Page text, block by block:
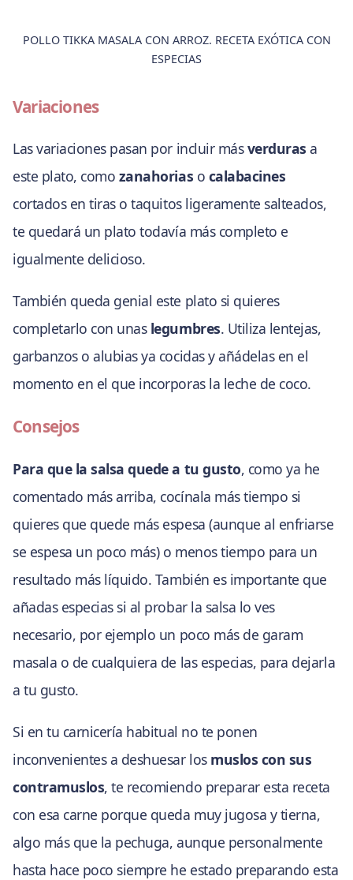
POLLO TIKKA MASALA CON ARROZ. RECETA EXÓTICA CON
ESPECIAS
Variaciones
Las variaciones pasan por incluir másverduras a
este plato, como zanahorias o calabacines
cortados en tiras o taquitos ligeramente salteados,
te quedará un plato todavía más completo e
igualmente delicioso.
También queda genial este plato si quieres
completarlo con unas legumbres. Utiliza lentejas,
garbanzos o alubias ya cocidas y añádelas en el
momento en el que incorporas la leche de coco.
Consejos
Para que la salsa quede a tu gusto, como ya he
comentado más arriba, cocínala más tiempo si
quieres que quede más espesa (aunque al enfriarse
se espesa un poco más) o menos tiempo para un
resultado más líquido. También es importante que
añadas especias si al probar la salsa lo ves
necesario, por ejemplo un poco más de garam
masala o de cualquiera de las especias, para dejarla
a tu gusto.
Si en tu carnicería habitual no te ponen
inconvenientes a deshuesar los muslos con sus
contramuslos, te recomiendo preparar esta receta
con esa carne porque queda muy jugosa y tierna,
algo más que la pechuga, aunque personalmente
hasta hace poco siempre he estado preparando esta